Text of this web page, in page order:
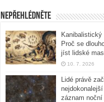
Nepřehlédněte
Kanibalistický
Proč se
jíst lidské
10. 7. 2026
Lidé právě
záznam noční